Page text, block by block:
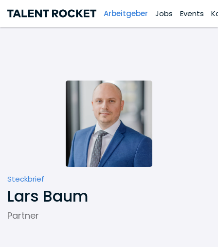
Arbeitgeber Jobs Events
Steckbrief
Lars Baum
Partner